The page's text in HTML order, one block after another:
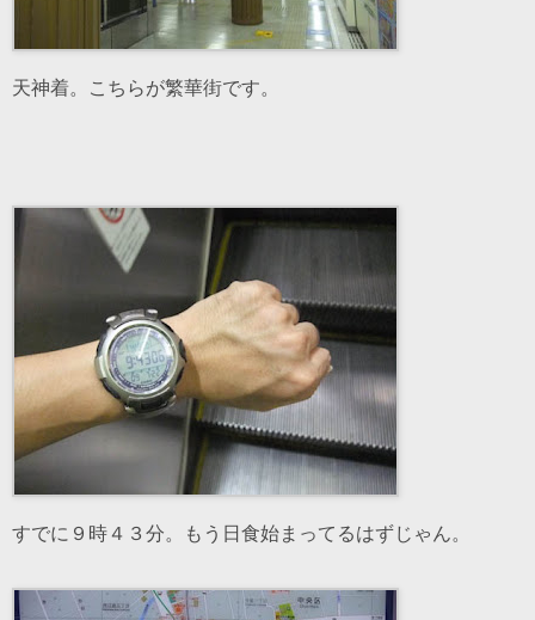
天神着。こちらが繁華街です。
すでに９時４３分。もう日食始まってるはずじゃん。